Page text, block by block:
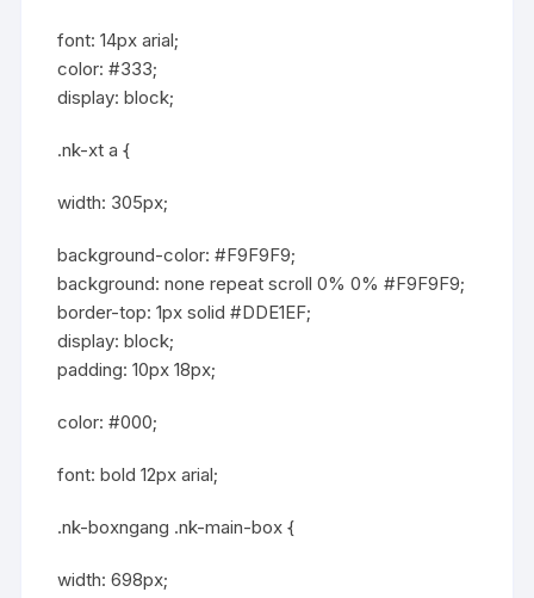
font: 14px arial;
color: #333;
display: block;
.nk-xt a {
width: 305px;
background-color: #F9F9F9;
background: none repeat scroll 0% 0% #F9F9F9;
border-top: 1px solid #DDE1EF;
display: block;
padding: 10px 18px;
color: #000;
font: bold 12px arial;
.nk-boxngang .nk-main-box {
width: 698px;